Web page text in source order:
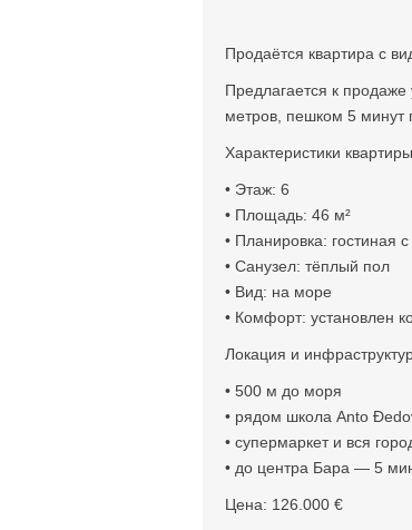
Продаётся квартира с
Предлагается к
метров, пешком 5 минут
Характеристики
• Этаж: 6
• Площадь: 46 м²
• Планировка: гостиная
• Санузел: тёплый пол
• Вид: на море
• Комфорт: установлен
Локация и
• 500 м до моря
• рядом школа Anto
• супермаркет и вся
• до центра Бара — 5
Цена: 126.000 €